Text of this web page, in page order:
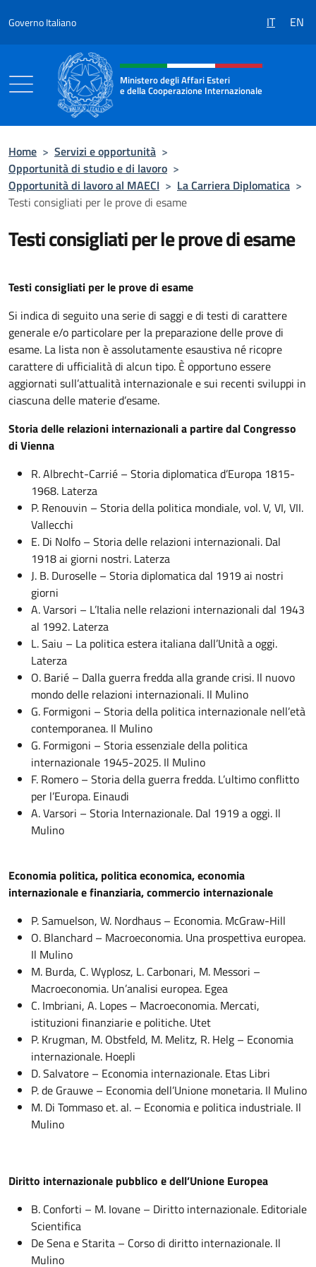
Governo Italiano IT EN
Intestazione sito, social e menù
Ministero degli Affari Esteri
e della Cooperazione Internazionale
Home > Servizi e opportunità >
Opportunità di studio e di lavoro >
Opportunità di lavoro al MAECI > La Carriera Diplomatica >
Testi consigliati per le prove di esame
Testi consigliati per le prove di esame
Testi consigliati per le prove di esame
Si indica di seguito una serie di saggi e di testi di carattere
generale e/o particolare per la preparazione delle prove di
esame. La lista non è assolutamente esaustiva né ricopre
carattere di ufficialità di alcun tipo. È opportuno essere
aggiornati sull’attualità internazionale e sui recenti sviluppi in
ciascuna delle materie d’esame.
Storia delle relazioni internazionali a partire dal Congresso
di Vienna
R. Albrecht-Carrié – Storia diplomatica d’Europa 1815-
1968. Laterza
P. Renouvin – Storia della politica mondiale, vol. V, VI, VII.
Vallecchi
E. Di Nolfo – Storia delle relazioni internazionali. Dal
1918 ai giorni nostri. Laterza
J. B. Duroselle – Storia diplomatica dal 1919 ai nostri
giorni
A. Varsori – L’Italia nelle relazioni internazionali dal 1943
al 1992. Laterza
L. Saiu – La politica estera italiana dall’Unità a oggi.
Laterza
O. Barié – Dalla guerra fredda alla grande crisi. Il nuovo
mondo delle relazioni internazionali. Il Mulino
G. Formigoni – Storia della politica internazionale nell’età
contemporanea. Il Mulino
G. Formigoni – Storia essenziale della politica
internazionale 1945-2025. Il Mulino
F. Romero – Storia della guerra fredda. L’ultimo conflitto
per l’Europa. Einaudi
A. Varsori – Storia Internazionale. Dal 1919 a oggi. Il
Mulino
Economia politica, politica economica, economia
internazionale e finanziaria, commercio internazionale
P. Samuelson, W. Nordhaus – Economia. McGraw-Hill
O. Blanchard – Macroeconomia. Una prospettiva europea.
Il Mulino
M. Burda, C. Wyplosz, L. Carbonari, M. Messori –
Macroeconomia. Un’analisi europea. Egea
C. Imbriani, A. Lopes – Macroeconomia. Mercati,
istituzioni finanziarie e politiche. Utet
P. Krugman, M. Obstfeld, M. Melitz, R. Helg – Economia
internazionale. Hoepli
D. Salvatore – Economia internazionale. Etas Libri
P. de Grauwe – Economia dell’Unione monetaria. Il Mulino
M. Di Tommaso et. al. – Economia e politica industriale. Il
Mulino
Diritto internazionale pubblico e dell’Unione Europea
B. Conforti – M. Iovane – Diritto internazionale. Editoriale
Scientifica
De Sena e Starita – Corso di diritto internazionale. Il
Mulino